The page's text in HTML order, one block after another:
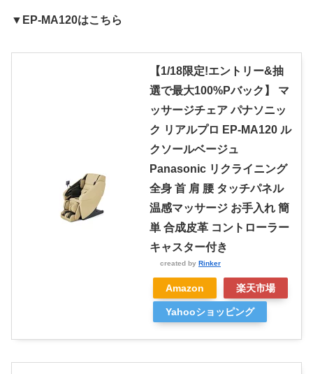
▼EP-MA120はこちら
【1/18限定!エントリー&抽
選で最大100%Pバック】 マ
ッサージチェア パナソニッ
ク リアルプロ EP-MA120 ル
クソールベージュ
Panasonic リクライニング
全身 首 肩 腰 タッチパネル
温感マッサージ お手入れ 簡
単 合成皮革 コントローラー
キャスター付き
created by Rinker
Amazon 楽天市場
Yahooショッピング